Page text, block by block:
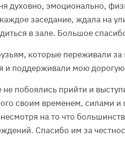
духовно, эмоционально,
заседание, ждала на
в зале. Большое
которые переживали за
и поддерживали мою дорогую
побоялись прийти и
своим временем, силами и
на то что
Спасибо им за